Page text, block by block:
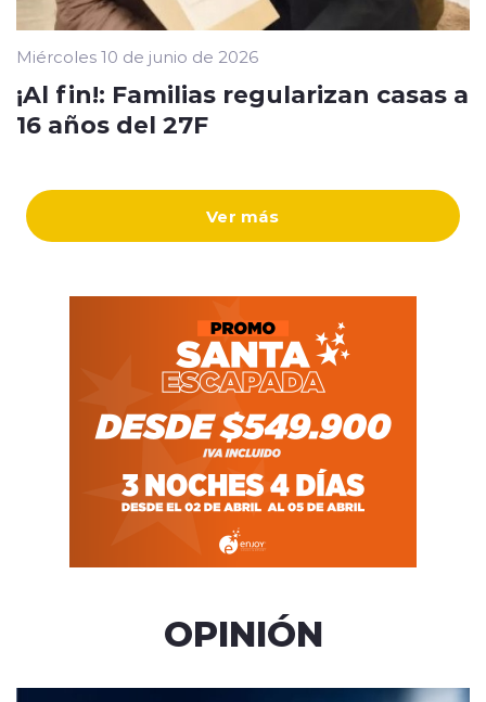
Ver más
Miércoles 10 de junio de 2026
¡Al fin!: Familias regularizan casas a
16 años del 27F
OPINIÓN